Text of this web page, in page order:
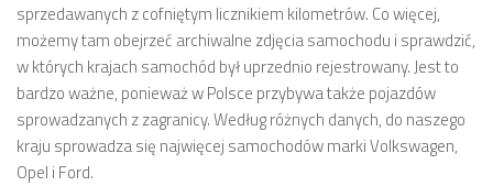
sprzedawanych z cofniętym licznikiem kilometrów. Co więcej,
możemy tam obejrzeć archiwalne zdjęcia samochodu i sprawdzić,
w których krajach samochód był uprzednio rejestrowany. Jest to
bardzo ważne, ponieważ w Polsce przybywa także pojazdów
sprowadzanych z zagranicy. Według różnych danych, do naszego
kraju sprowadza się najwięcej samochodów marki Volkswagen,
Opel i Ford.